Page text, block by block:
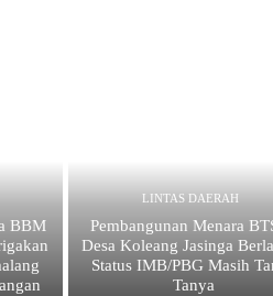
BBM
LINTAS DAERAH
Pembangunan Menara
Desa Koleang Jasinga
Status IMB/PBG Masih
Tanya